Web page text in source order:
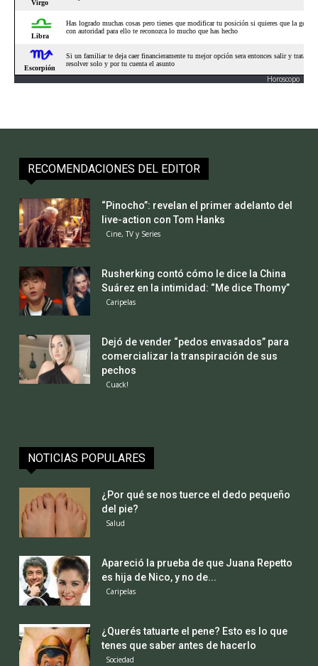
Horoscopo
RECOMENDACIONES DEL EDITOR
“Pinocho”: revelan el primer adelanto del
live-action con Tom Hanks
Cine, TV y Series
Rusherking contó cómo le dice la China
Suárez en la intimidad: “Me dice Thomy”
Caripelas
Dejó de vender “pedos envasados” para
comercializar la transpiración de sus
pechos
Cuack!
NOTICIAS POPULARES
¿Por qué se nos tuerce el dedo pequeño
del pie?
Salud
Apareció la prueba de que Juana Repetto
es hija de Nico, y no de...
Caripelas
¿Querés tatuarte el pene? Esto es lo que
tenes que saber antes de hacerlo
Sociedad